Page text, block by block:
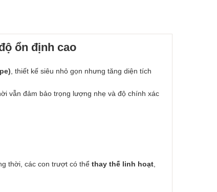
ổn định cao
, thiết kế siêu nhỏ gọn nhưng tăng diện tích
vẫn đảm bảo trọng lượng nhẹ và độ chính xác
thời, các con trượt có thể thay thế linh hoạt